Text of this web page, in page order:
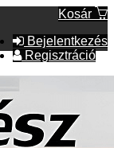
Kosár
Bejelentkezés
Regisztráció